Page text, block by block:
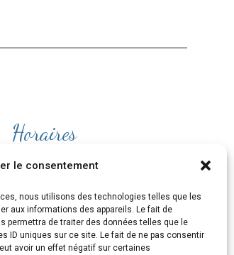
le consentement
nous utilisons des technologies telles que les
aux informations des appareils. Le fait de
permettra de traiter des données telles que le
ID uniques sur ce site. Le fait de ne pas consentir
avoir un effet négatif sur certaines
Horaires
de 10H à 19H